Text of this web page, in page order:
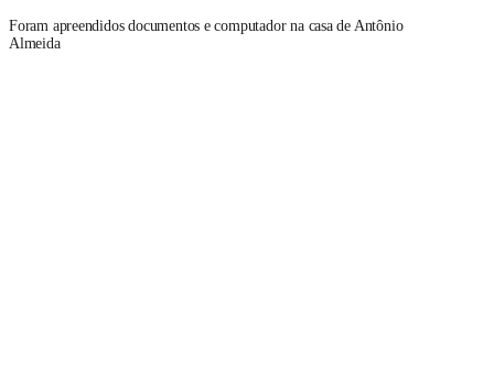
Foram apreendidos documentos e computador na casa de Antônio
Almeida